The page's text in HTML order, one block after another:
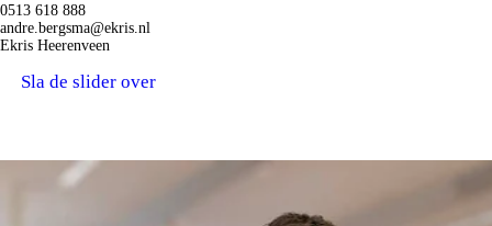
0513 618 888
andre.bergsma@ekris.nl
Ekris Heerenveen
WIJ STAAN VOOR U KLAAR.
Sla de slider over